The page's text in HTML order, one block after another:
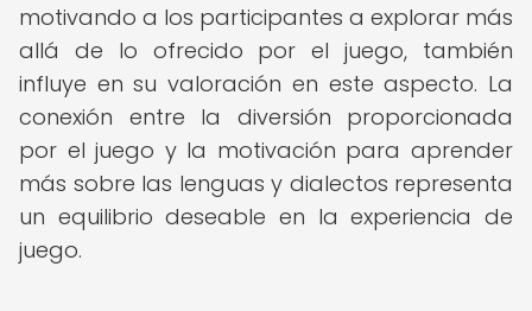
motivando a los participantes a explorar más
allá de lo ofrecido por el juego, también
influye en su valoración en este aspecto. La
conexión entre la diversión proporcionada
por el juego y la motivación para aprender
más sobre las lenguas y dialectos representa
un equilibrio deseable en la experiencia de
juego.